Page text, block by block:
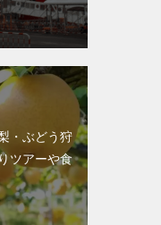
・ぶどう狩
ツアーや食